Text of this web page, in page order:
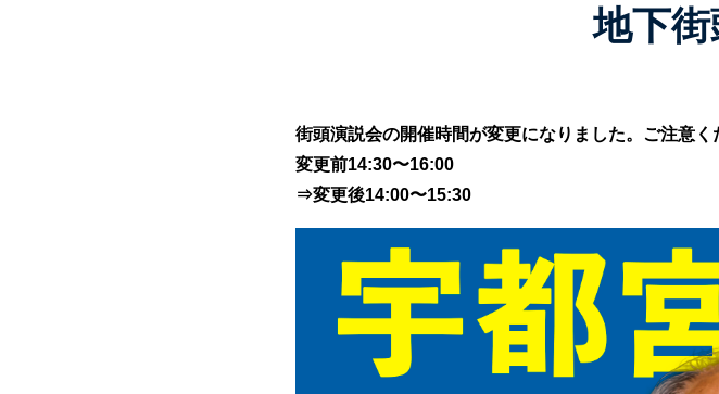
地下
街頭演説会の開催時間が変更になりました。ご注意く
変更前14:30〜16:00
⇒変更後14:00〜15:30